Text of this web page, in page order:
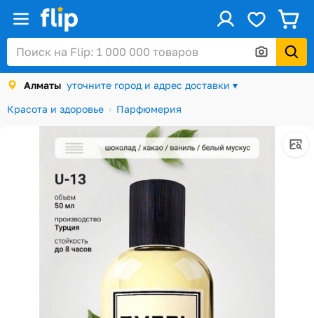
Алматы уточните город и адрес доставки ▾
Красота и здоровье
Парфюмерия
Войти / Регистрация
Каталог
Скидки и акции
Подарочные карты
Посылки
Алматы
Корзина
История просмотров